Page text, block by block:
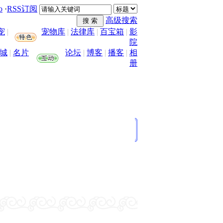
·RSS订阅
高级搜索
| 宠物库 | 法律库 | 百宝箱 | 影
院
| 名片 论坛 | 博客 | 播客 | 相
册